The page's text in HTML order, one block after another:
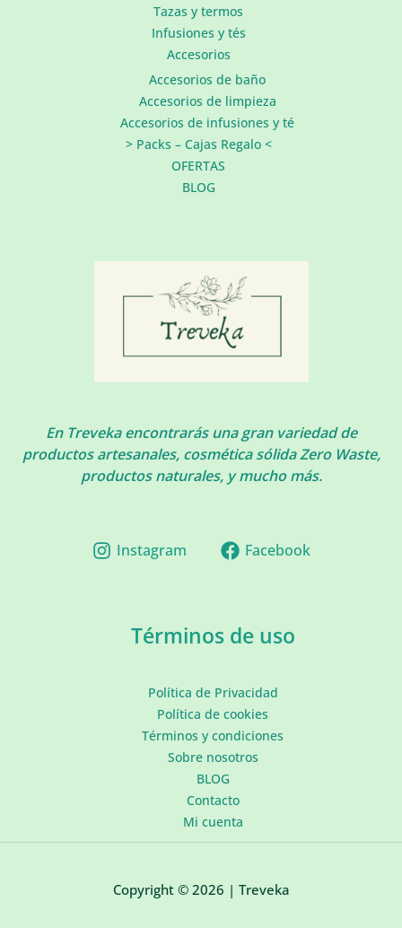
Tazas y termos
Infusiones y tés
Accesorios
Accesorios de baño
Accesorios de limpieza
Accesorios de infusiones y té
> Packs – Cajas Regalo <
OFERTAS
BLOG
En Treveka encontrarás una gran variedad de
productos artesanales, cosmética sólida Zero Waste,
productos naturales, y mucho más.
Instagram Facebook
Términos de uso
Política de Privacidad
Política de cookies
Términos y condiciones
Sobre nosotros
BLOG
Contacto
Mi cuenta
Copyright © 2026 | Treveka